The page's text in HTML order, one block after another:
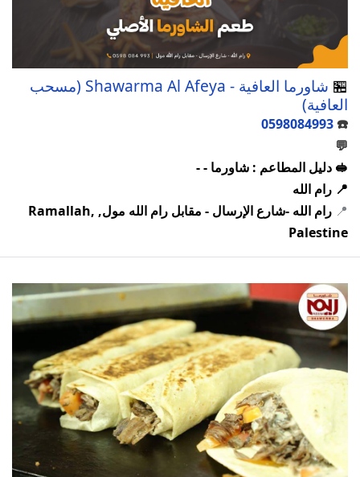
🏪
شاورما العافية - Shawarma Al Afeya (مسحب
العافية)
☎️
0598084993
💬
🥪 دليل المطاعم : شاورما - -
📍 رام الله
📍
رام الله -شارع الإرسال - مقابل رام الله مول, Ramallah,
Palestine